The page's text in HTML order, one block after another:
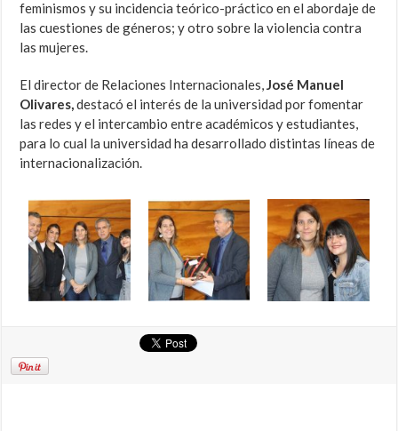
feminismos y su incidencia teórico-práctico en el abordaje de
las cuestiones de géneros; y otro sobre la violencia contra
las mujeres.
El director de Relaciones Internacionales,José Manuel
Olivares,destacó el interés de la universidad por fomentar
las redes y el intercambio entre académicos y estudiantes,
para lo cual la universidad ha desarrollado distintas líneas de
internacionalización.